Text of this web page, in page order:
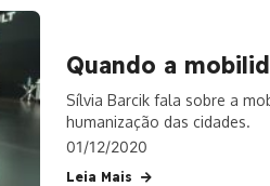
Quando a
Sílvia Barcik fala sobre a
humanização das cidades.
01/12/2020
Leia Mais